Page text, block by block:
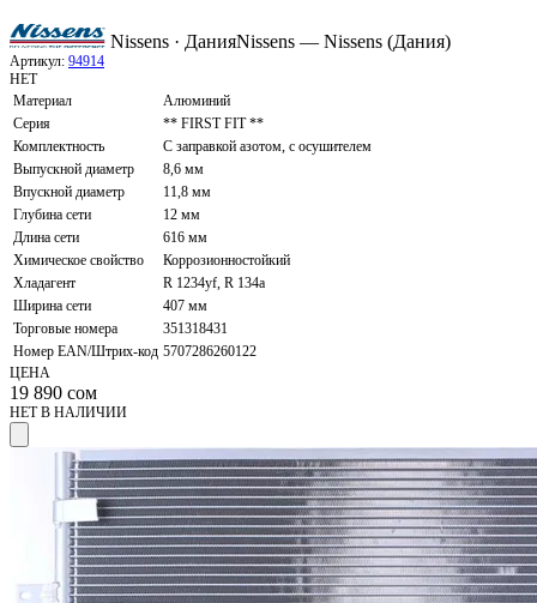
Nissens · ДанияNissens — Nissens (Дания)
Артикул: 94914
НЕТ
Материал
Алюминий
Серия
** FIRST FIT **
Комплектность
С заправкой азотом, с осушителем
Выпускной диаметр
8,6 мм
Впускной диаметр
11,8 мм
Глубина сети
12 мм
Длина сети
616 мм
Химическое свойство
Коррозионностойкий
Хладагент
R 1234yf, R 134a
Ширина сети
407 мм
Торговые номера
351318431
Номер EAN/Штрих-код 5707286260122
ЦЕНА
19 890 сом
НЕТ В НАЛИЧИИ